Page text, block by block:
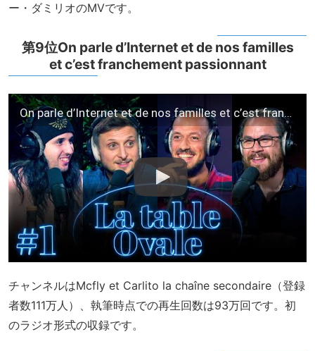
ー・ダミリオのMVです。
第9位On parle d’Internet et de nos familles
et c’est franchement passionnant
On parle d’Internet et de nos familles et c’est franchement passionnant
チャンネルはMcfly et Carlito la chaîne secondaire（登録
者数111万人）、執筆時点での再生回数は93万回です。初
のラジオ形式の収録です。